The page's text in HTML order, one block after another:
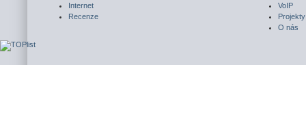
Internet
Recenze
VoIP
Projekty
O nás